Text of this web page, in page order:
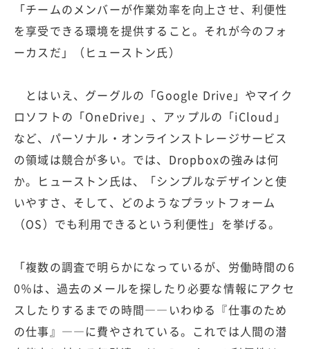
「チームのメンバーが作業効率を向上させ、利便性
を享受できる環境を提供すること。それが今のフォ
ーカスだ」（ヒューストン氏）
とはいえ、グーグルの「Google Drive」やマイク
ロソフトの「OneDrive」、アップルの「iCloud」
など、パーソナル・オンラインストレージサービス
の領域は競合が多い。では、Dropboxの強みは何
か。ヒューストン氏は、「シンプルなデザインと使
いやすさ、そして、どのようなプラットフォーム
（OS）でも利用できるという利便性」を挙げる。
「複数の調査で明らかになっているが、労働時間の6
0％は、過去のメールを探したり必要な情報にアクセ
スしたりするまでの時間――いわゆる『仕事のため
の仕事』――に費やされている。これでは人間の潜